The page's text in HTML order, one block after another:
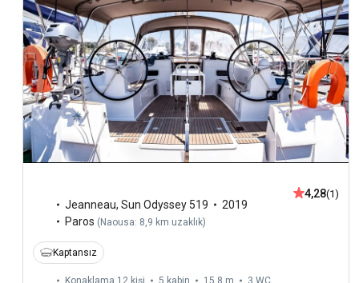
Jeanneau, Sun Odyssey 519
2019
Paros (Naousa: 8,9 km uzaklık)
4,28(1)
Kaptansız
Konaklama 12 kişi 5 kabin 15,8 m 3 WC